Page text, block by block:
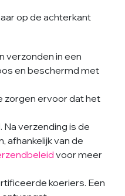
op de achterkant
verzonden in een
en beschermd met
zorgen ervoor dat het
verzending is de
afhankelijk van de
voor meer
koeriers. Een